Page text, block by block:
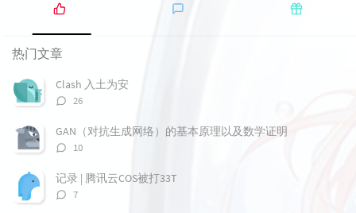
热
门
文
章
热门文章
Clash 入土为安
评
数：
26
GAN（对抗生成网络）的基本原理以及数学证明
评
数：
10
记录 | 腾讯云COS被打33T
评
7